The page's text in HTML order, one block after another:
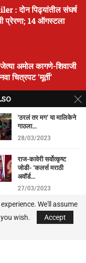
: दोन पिढ्यांतील संघर्ष
प्रेरणा; 14 ऑगस्टला
अमोल कागणे-शिवाजी
चित्रपट ‘मूर्ती’
घोषणा; क्रांती
‘झिम्मा ३’च्या पहिल्या
‘ठरलं तर मग’ या मालिकेने
गाठला...
28/03/2023
राज-कावेरी सर्वोत्कृष्ट
जोडी- ‘कलर्स मराठी
अवॉर्ड...
27/03/2023
‘शोभे ग माझ्या नाकात नथ
मोत्याची…’मराठी...
We'll assume
wish.
Accept